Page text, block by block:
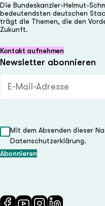
Die Bundeskanzler-Helmut-
bedeutendsten deutschen
trägt die Themen, die den
Zukunft.
Kontakt aufnehmen
Newsletter abonnieren
Mit dem Absenden dieser
Datenschutzerklärung.